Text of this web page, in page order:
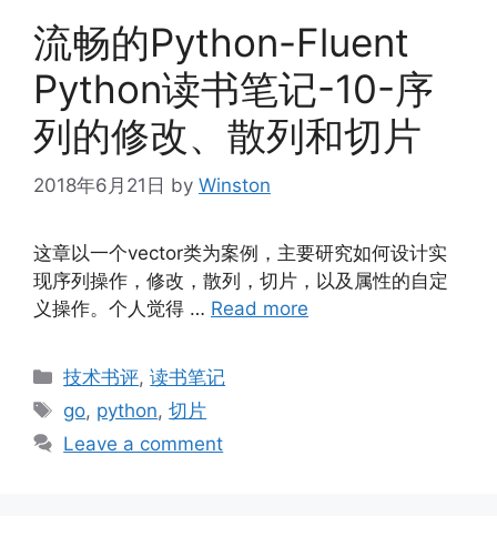
流畅的Python-Fluent
Python读书笔记-10-序
列的修改、散列和切片
2018年6月21日 by Winston
这章以一个vector类为案例，主要研究如何设计实
现序列操作，修改，散列，切片，以及属性的自定
义操作。个人觉得 … Read more
Categories
技术书评,读书笔记
Tags
go, python,切片
Leave a comment